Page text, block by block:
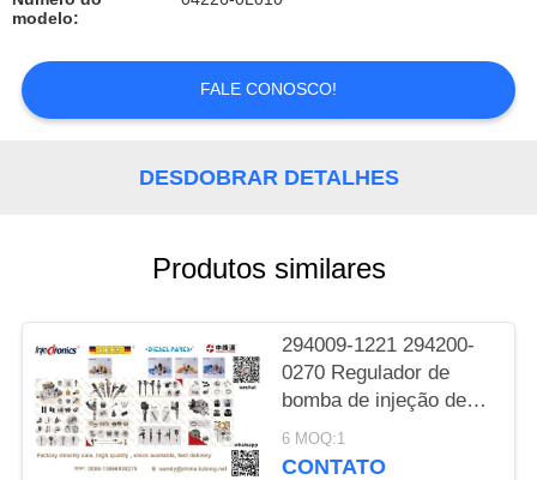
UMAS
CITAÇÕES
PRIVACY
POLICY
modelo:
FALE CONOSCO!
DESDOBRAR DETALHES
Produtos similares
294009-1221 294200-
0270 Regulador de
bomba de injeção de
combustível diesel
Controle de sucção
6 MOQ:1
CONTATO